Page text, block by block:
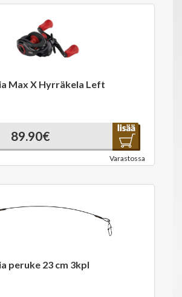
Max X Hyrräkela Left
89.90€
Varastossa
peruke 23 cm 3kpl